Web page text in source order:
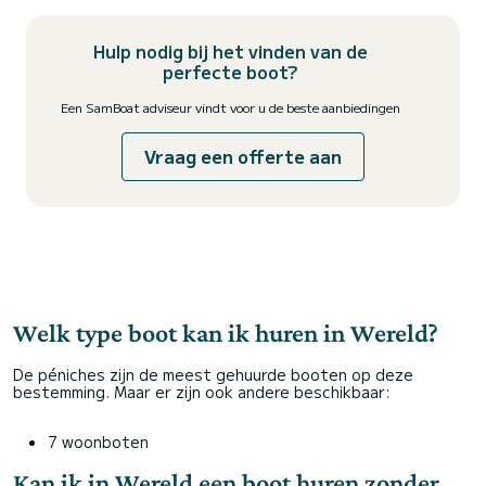
Hulp nodig bij het vinden van de
perfecte boot?
Een SamBoat adviseur vindt voor u de beste aanbiedingen
Vraag een offerte aan
Welk type boot kan ik huren in Wereld?
De péniches zijn de meest gehuurde booten op deze
bestemming. Maar er zijn ook andere beschikbaar:
7 woonboten